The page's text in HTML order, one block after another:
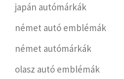
japán autómárkák
német autó emblémák
német autómárkák
olasz autó emblémák